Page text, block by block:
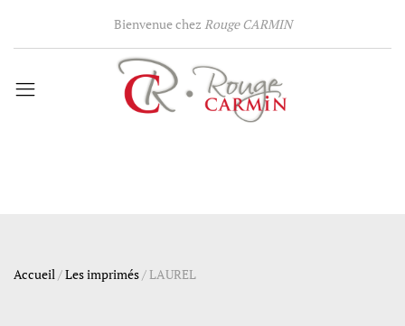
Bienvenue chez Rouge CARMIN
Accueil/Les imprimés/LAUREL